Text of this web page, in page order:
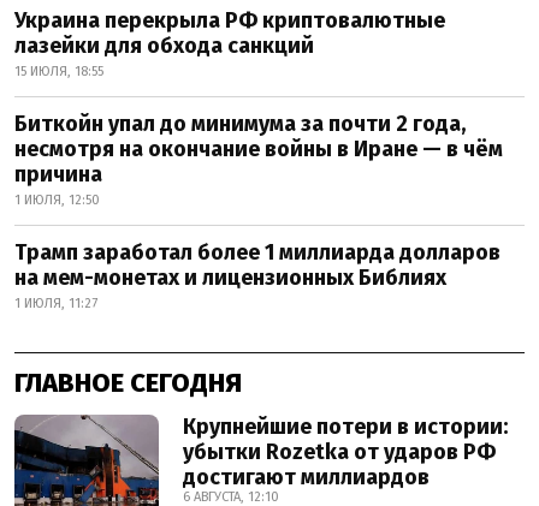
Украина перекрыла РФ криптовалютные
лазейки для обхода санкций
15 ИЮЛЯ, 18:55
Биткойн упал до минимума за почти 2 года,
несмотря на окончание войны в Иране — в чём
причина
1 ИЮЛЯ, 12:50
Трамп заработал более 1 миллиарда долларов
на мем-монетах и лицензионных Библиях
1 ИЮЛЯ, 11:27
ГЛАВНОЕ СЕГОДНЯ
Крупнейшие потери в истории:
убытки Rozetka от ударов РФ
достигают миллиардов
6 АВГУСТА, 12:10